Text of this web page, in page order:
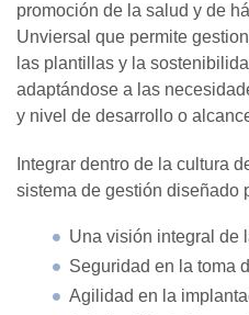
promoción de la salud y de
Unviersal que permite
las plantillas y la
adaptándose a las
y nivel de desarrollo o
Integrar dentro de la cultura
sistema de gestión diseñado
Una visión integral de
Seguridad en la toma
Agilidad en la